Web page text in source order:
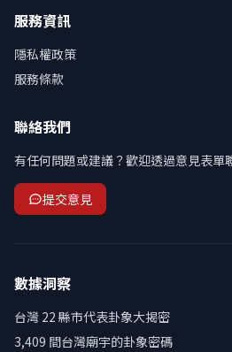
服務資訊
隱私權政策
服務條款
聯絡我們
有任何問題或建議？歡迎透過意見表單
提交意見
數據洞察
台灣 22 縣市代表卦象大揭密
3,409 間台灣廟宇的卦象密碼